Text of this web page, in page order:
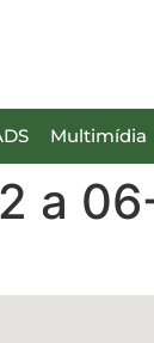
Multimídia
a